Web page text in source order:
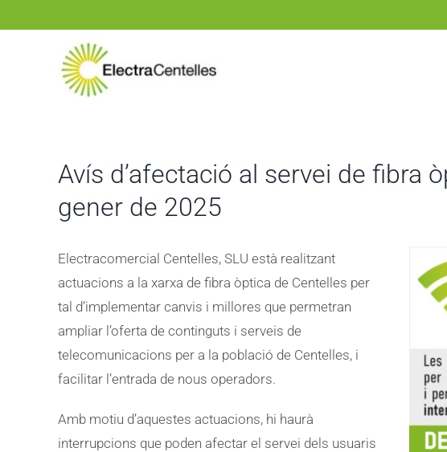
Avís d’afectació al servei de fibra
gener de 2025
Electracomercial Centelles, SLU està realitzant
actuacions a la xarxa de fibra òptica de Centelles per
tal d’implementar canvis i millores que permetran
ampliar l’oferta de continguts i serveis de
telecomunicacions per a la població de Centelles, i
facilitar l’entrada de nous operadors.
Amb motiu d’aquestes actuacions, hi haurà
interrupcions que poden afectar el servei dels usuaris